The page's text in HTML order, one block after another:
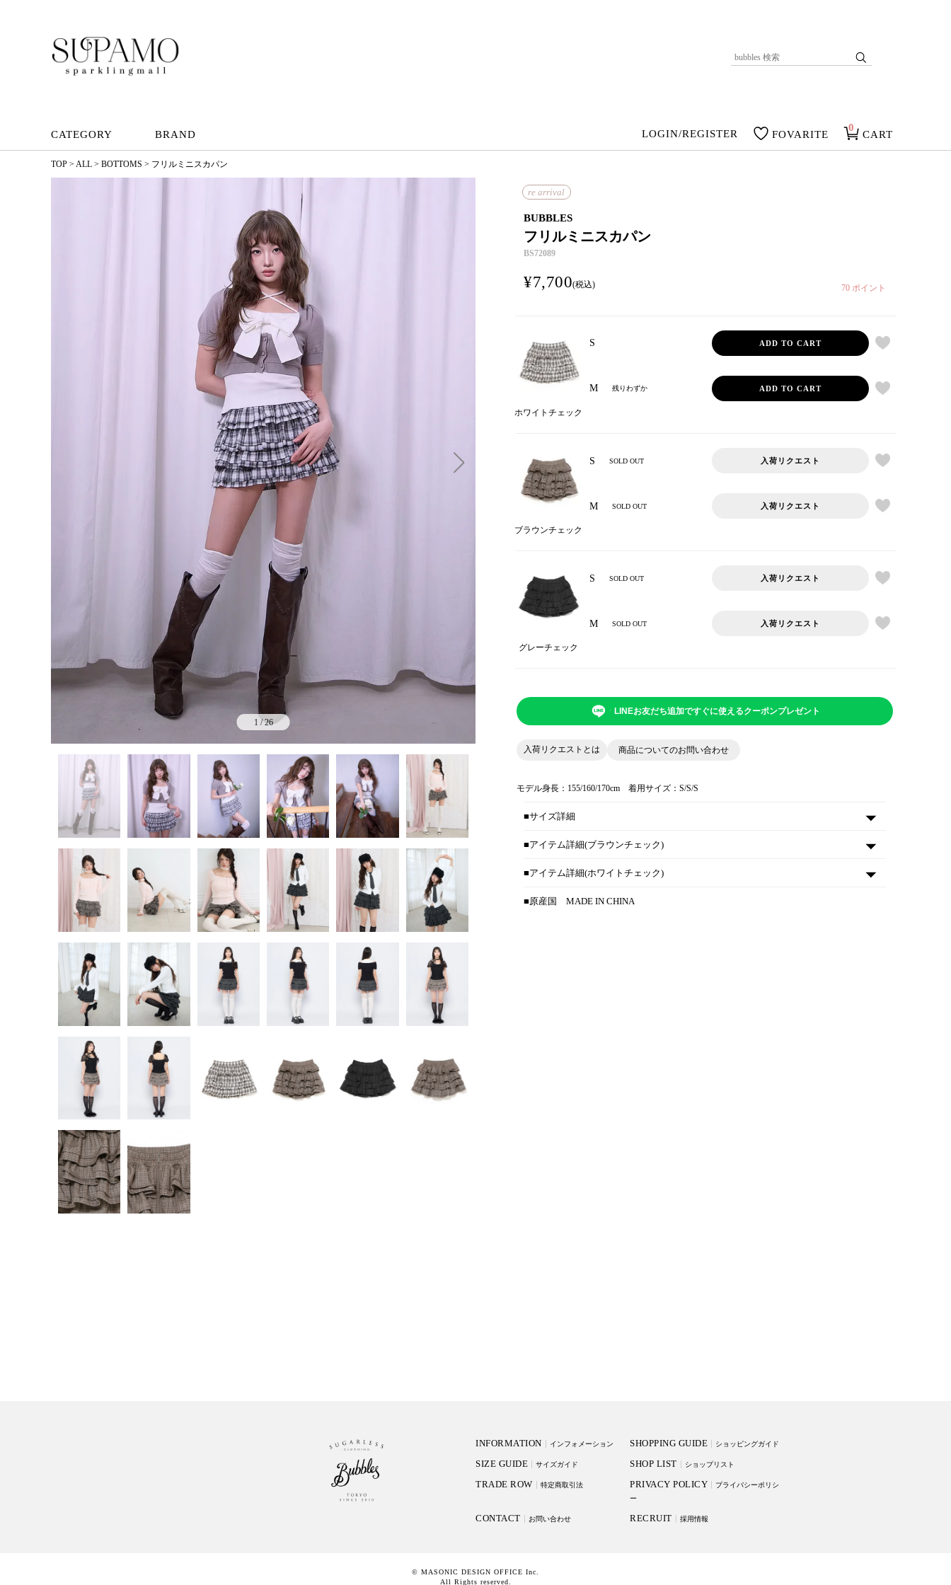
CATEGORY BRAND LOGIN/REGISTER FOVARITE CART
0
TOP ALL BOTTOMS フリルミニスカパン
1 /26
re arrival
BUBBLES
フリルミニスカパン
BS72089
¥7,700 税込 70 ポイント
ホワイトチェック
S ADD TO CART
M 残りわずか ADD TO CART
ブラウンチェック
S SOLD OUT 入荷リクエスト
M SOLD OUT 入荷リクエスト
グレーチェック
S SOLD OUT 入荷リクエスト
M SOLD OUT 入荷リクエスト
LINEお友だち追加ですぐに使えるクーポンプレゼント
入荷リクエストとは 商品についてのお問い合わせ
モデル身長：155/160/170cm 着用サイズ：S/S/S
■サイズ詳細
■アイテム詳細(ブラウンチェック)
■アイテム詳細(ホワイトチェック)
■原産国 MADE IN CHINA
INFORMATION インフォメーション SHOPPING GUIDE ショッピングガイド
SIZE GUIDE サイズガイド SHOP LIST ショップリスト
TRADE ROW 特定商取引法 PRIVACY POLICY
プライバシーポリシ
ー
CONTACT お問い合わせ RECRUIT 採用情報
© MASONIC DESIGN OFFICE Inc.
All Rights reserved.